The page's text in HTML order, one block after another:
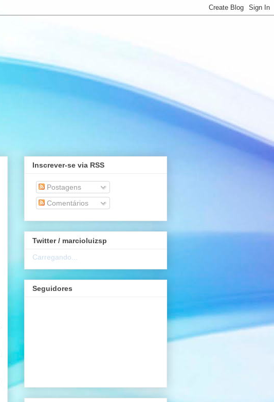
Inscrever-se via RSS
Postagens
Comentários
Twitter / marcioluizsp
Carregando...
Seguidores